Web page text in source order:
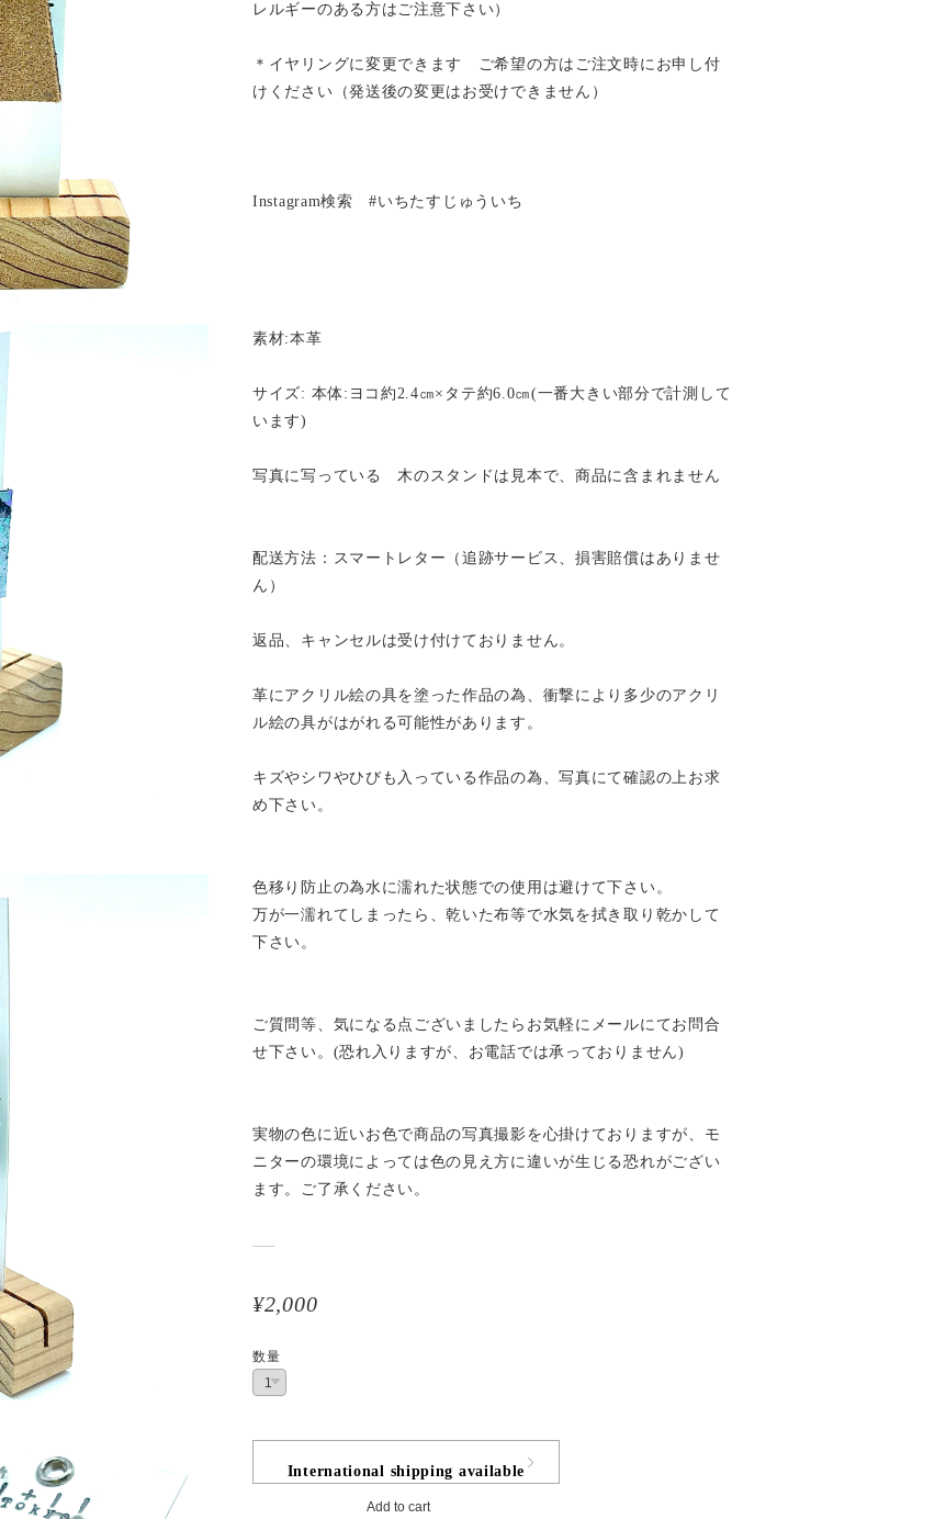
レルギーのある方はご注意下さい）
＊イヤリングに変更できます ご希望の方はご注文時にお申し付
けください（発送後の変更はお受けできません）
Instagram検索 #いちたすじゅういち
素材:本革
サイズ: 本体:ヨコ約2.4㎝×タテ約6.0㎝(一番大きい部分で計測して
います)
写真に写っている 木のスタンドは見本で、商品に含まれません
配送方法：スマートレター（追跡サービス、損害賠償はありませ
ん）
返品、キャンセルは受け付けておりません。
革にアクリル絵の具を塗った作品の為、衝撃により多少のアクリ
ル絵の具がはがれる可能性があります。
キズやシワやひびも入っている作品の為、写真にて確認の上お求
め下さい。
色移り防止の為水に濡れた状態での使用は避けて下さい。
万が一濡れてしまったら、乾いた布等で水気を拭き取り乾かして
下さい。
ご質問等、気になる点ございましたらお気軽にメールにてお問合
せ下さい。(恐れ入りますが、お電話では承っておりません)
実物の色に近いお色で商品の写真撮影を心掛けておりますが、モ
ニターの環境によっては色の見え方に違いが生じる恐れがござい
ます。ご了承ください。
¥2,000
数量
International shipping available
Add to cart